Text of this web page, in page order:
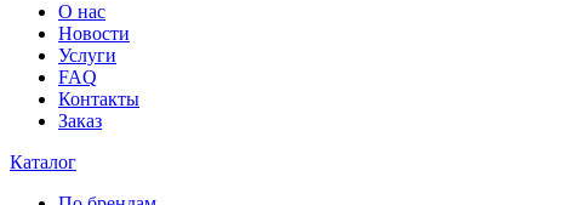
О нас
Новости
Услуги
FAQ
Контакты
Заказ
Каталог